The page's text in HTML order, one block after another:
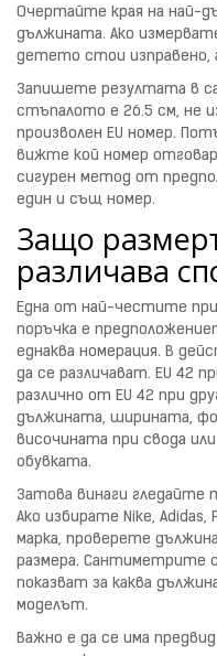
Очертайте края на най-
дължината. Ако
детето стои изправено,
Запишете резултата в
стъпалото е 26.5 см, не
произволен EU номер.
вижте кой номер
сигурен метод от
един и същ номер.
Защо
различава
Една от най-честите
поръчка е
еднаква номерация. В
да се различават. EU 42
различно от EU 42 при
дължината, ширината,
височината при свода
обувката.
Затова винаги гледайте
Ако избирате Nike, Adidas,
марка, проверете
размера. Сантиметрите
показват за каква
моделът.
Важно е да се има